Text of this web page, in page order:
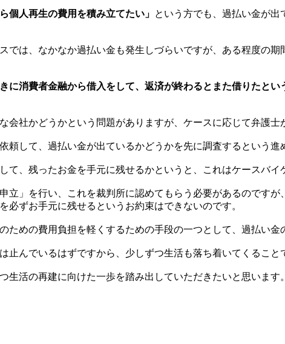
個人再生の費用を積み立てたい」 という方でも、過払い金が出
では、なかなか過払い金も発生しづらいですが、ある程度の
に消費者金融から借入をして、返済が終わるとまた借りたと
会社かどうかという問題がありますが、ケースに応じて弁護士
頼して、過払い金が出ているかどうかを先に調査するという
、残ったお金を手元に残せるかというと、これはケースバイ
立」を行い、これを裁判所に認めてもらう必要があるのです
ずお手元に残せるというお約束はできないのです。
めの費用負担を軽くするための手段の一つとして、過払い金
んでいるはずですから、少しずつ生活も落ち着いてくること
活の再建に向けた一歩を踏み出していただきたいと思います。